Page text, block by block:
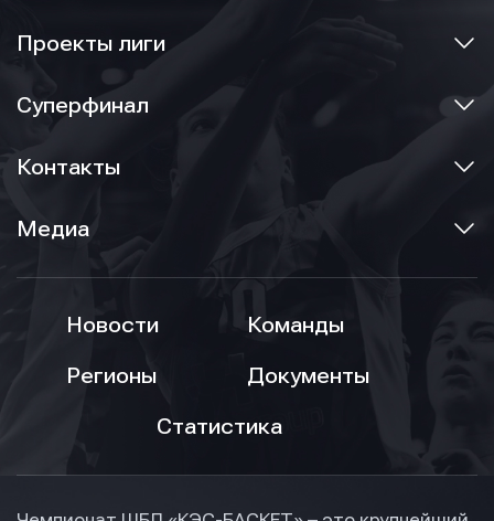
Проекты лиги
Суперфинал
Контакты
Медиа
Новости
Команды
Регионы
Документы
Статистика